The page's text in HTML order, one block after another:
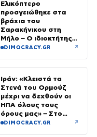
Ελικόπτερο
προσγειώθηκε στα
βράχια του
Σαρακήνικου στη
Μήλο – Ο ιδιοκτήτης
κατέβηκε για μπάνιο
DIMOCRACY.GR ↗
Ιράν: «Κλειστά τα
Στενά του Ορμούζ
μέχρι να δεχθούν οι
ΗΠΑ όλους τους
όρους μας» – Στο
τραπέζι συμφωνία για
DIMOCRACY.GR ↗